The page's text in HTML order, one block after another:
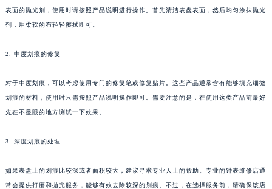
表面的抛光剂，使用时请按照产品说明进行操作。首先清洁表盘表面，然后均匀涂抹抛光
剂，用柔软的布轻轻擦拭即可。
2. 中度划痕的修复
对于中度划痕，可以考虑使用专门的修复笔或修复贴片。这些产品通常含有能够填充细微
划痕的材料，使用时只需按照产品说明操作即可。需要注意的是，在使用这类产品前最好
先在不显眼的地方测试一下效果。
3. 深度划痕的处理
如果表盘上的划痕比较深或者面积较大，建议寻求专业人士的帮助。专业的钟表维修店通
常会提供打磨和抛光服务，能够有效去除较深的划痕。不过，在选择服务前，请确保该店